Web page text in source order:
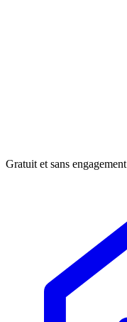
Gratuit et sans engagement